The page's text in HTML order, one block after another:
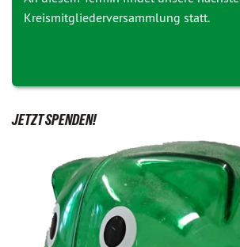
Kreismitgliederversammlung statt.
JETZT SPENDEN!